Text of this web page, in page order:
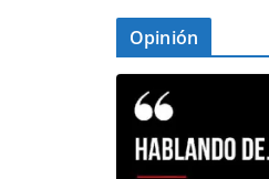
Opinión